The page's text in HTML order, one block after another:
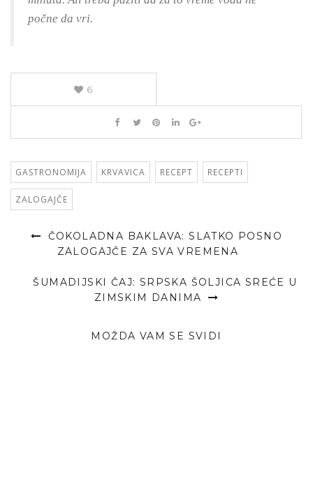
počne da vri.
6
GASTRONOMIJA KRVAVICA RECEPT RECEPTI
ZALOGAJČE
ČOKOLADNA BAKLAVA: SLATKO POSNO
ZALOGAJČE ZA SVA VREMENA
ŠUMADIJSKI ČAJ: SRPSKA ŠOLJICA SREĆE U
ZIMSKIM DANIMA
MOŽDA VAM SE SVIDI